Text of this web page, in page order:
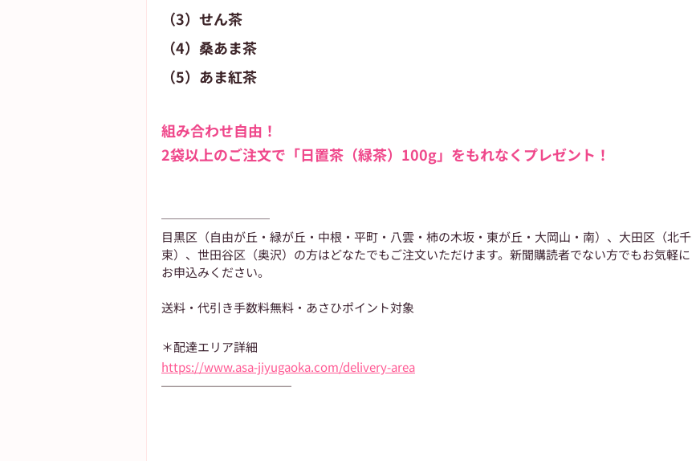
（3）せん茶
（4）桑あま茶
（5）あま紅茶
組み合わせ自由！
2袋以上のご注文で「日置茶（緑茶）100g」をもれなくプレゼント！
─────────
目黒区（自由が丘・緑が丘・中根・平町・八雲・柿の木坂・東が丘・大岡山・南）、大田区（北千
束）、世田谷区（奥沢）の方はどなたでもご注文いただけます。新聞購読者でない方でもお気軽に
お申込みください。
送料・代引き手数料無料・あさひポイント対象
＊配達エリア詳細
https://www.asa-jiyugaoka.com/delivery-area
─────────